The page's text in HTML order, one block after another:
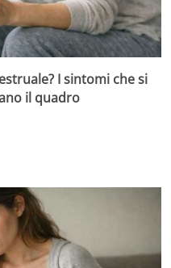
I sintomi che si
il quadro